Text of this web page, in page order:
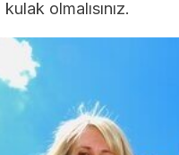
olmalısınız.